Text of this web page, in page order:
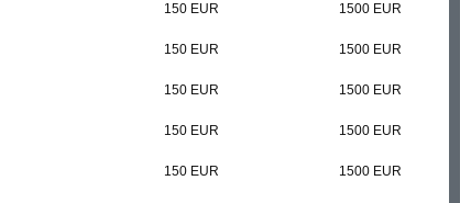
150 EUR 1500 EUR
150 EUR 1500 EUR
150 EUR 1500 EUR
150 EUR 1500 EUR
150 EUR 1500 EUR